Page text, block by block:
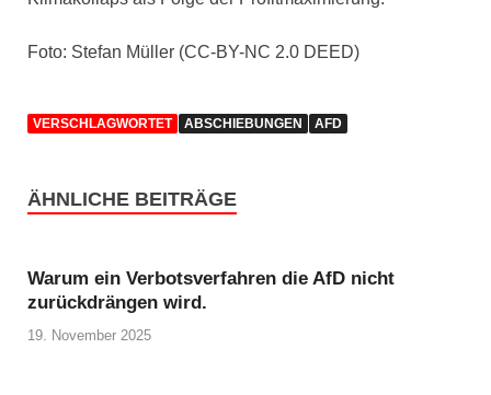
Foto: Stefan Müller (CC-BY-NC 2.0 DEED)
VERSCHLAGWORTET ABSCHIEBUNGEN AFD
ÄHNLICHE BEITRÄGE
Warum ein Verbotsverfahren die AfD nicht
zurückdrängen wird.
19. November 2025